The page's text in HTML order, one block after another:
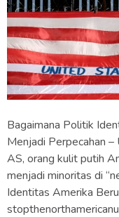
Bagaimana Politik
Menjadi Perpecahan
AS, orang kulit putih
menjadi minoritas di
Identitas Amerika